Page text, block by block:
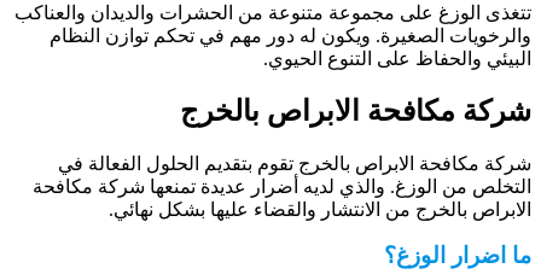
الوزغ على مجموعة متنوعة من الحشرات والديدان والعناكب
الصغيرة. ويكون له دور مهم في تحكم توازن النظام
والحفاظ على التنوع الحيوي.
مكافحة الابراص بالخرج
مكافحة الابراص بالخرج تقوم بتقديم الحلول الفعالة في
من الوزغ. والذي لديه أضرار عديدة تمنعها شركة مكافحة
بالخرج من الانتشار والقضاء عليها بشكل نهائي.
اضرار الوزغ؟